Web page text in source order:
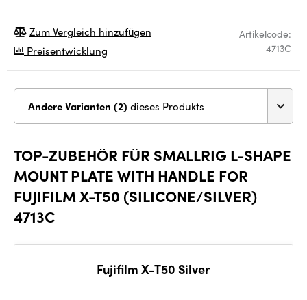
Artikelcode:
4713C
Zum Vergleich hinzufügen
Preisentwicklung
Andere Varianten (2) dieses Produkts
TOP-ZUBEHÖR FÜR SMALLRIG L-SHAPE
MOUNT PLATE WITH HANDLE FOR
FUJIFILM X-T50 (SILICONE/SILVER)
4713C
Fujifilm X-T50 Silver